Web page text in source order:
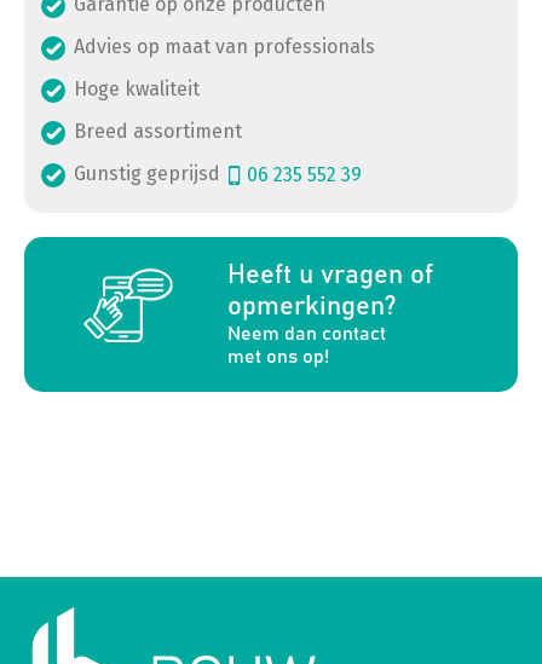
Advies op maat van professionals
Hoge kwaliteit
Breed assortiment
Gunstig geprijsd
06 235 552 39
Heeft u vragen of
opmerkingen?
Neem dan contact
met ons op!
a